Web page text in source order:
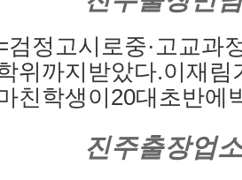
검정고시로중·고교과
위까지받았다.이재림
친학생이20대초반에
진주출장업